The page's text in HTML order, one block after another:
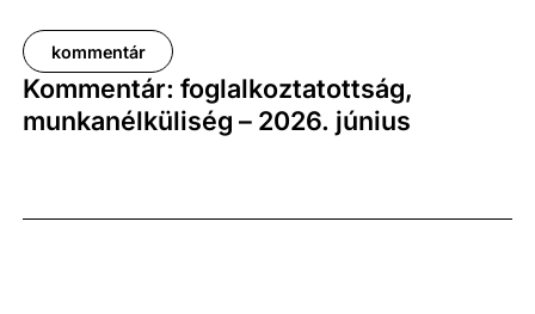
kommentár
Kommentár: foglalkoztatottság,
munkanélküliség – 2026. június